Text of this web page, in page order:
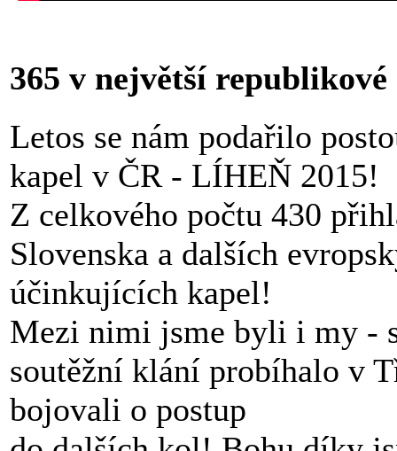
365 v největší
Letos se nám podařilo
kapel v ČR - LÍHEŇ 2015!
Z celkového počtu 430
Slovenska a dalších
účinkujících kapel!
Mezi nimi jsme byli i my -
soutěžní klání probíhalo v
bojovali o postup